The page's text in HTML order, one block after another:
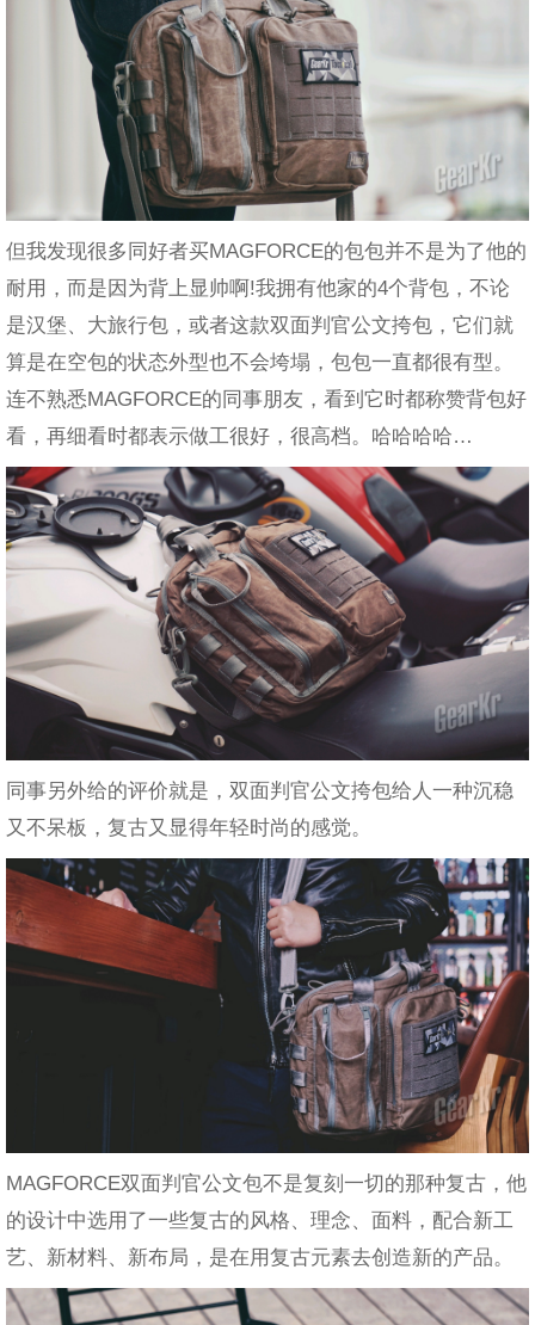
但我发现很多同好者买MAGFORCE的包包并不是为了他的
耐用，而是因为背上显帅啊!我拥有他家的4个背包，不论
是汉堡、大旅行包，或者这款双面判官公文挎包，它们就
算是在空包的状态外型也不会垮塌，包包一直都很有型。
连不熟悉MAGFORCE的同事朋友，看到它时都称赞背包好
看，再细看时都表示做工很好，很高档。哈哈哈哈…
同事另外给的评价就是，双面判官公文挎包给人一种沉稳
又不呆板，复古又显得年轻时尚的感觉。
MAGFORCE双面判官公文包不是复刻一切的那种复古，他
的设计中选用了一些复古的风格、理念、面料，配合新工
艺、新材料、新布局，是在用复古元素去创造新的产品。